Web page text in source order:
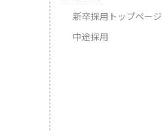
新卒採用トップページ
中途採用